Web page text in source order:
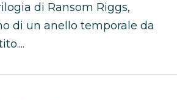
di Ransom Riggs,
di un anello temporale da